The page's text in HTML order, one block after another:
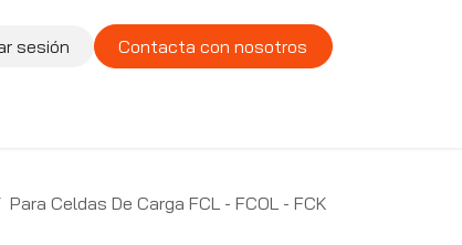
sesión Contacta con nosotros
Para Celdas De Carga FCL - FCOL - FCK